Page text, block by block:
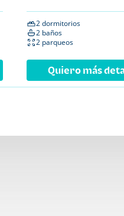
2 dormitorios
2 baños
2 parqueos
Quiero más